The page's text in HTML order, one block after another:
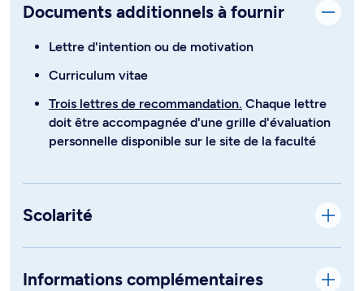
Documents additionnels à fournir
Lettre d'intention ou de motivation
Curriculum vitae
Trois lettres de recommandation. Chaque lettre
doit être accompagnée d'une grille d'évaluation
personnelle disponible sur le site de la faculté
Scolarité
Informations complémentaires